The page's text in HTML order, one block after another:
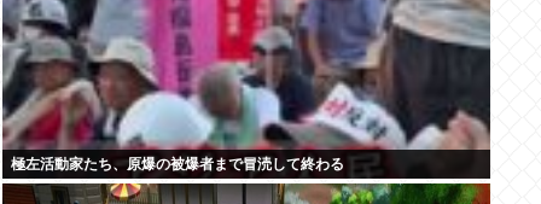
極左活動家たち、原爆の被爆者まで冒涜して終わる